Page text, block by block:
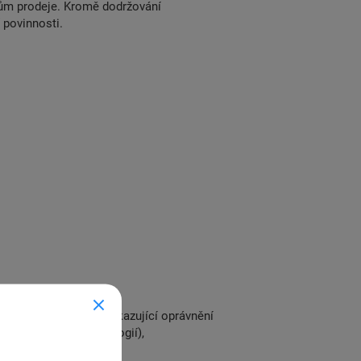
prodeje. Kromě dodržování
povinnosti.
rejstříku prokazující oprávnění
informačních technologií),